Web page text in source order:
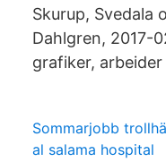
Skurup, Svedala
Dahlgren, 2017-
grafiker,
Sommarjobb
al salama hospital